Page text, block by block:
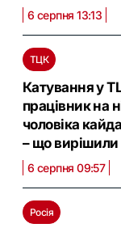
6 серпня 13:13
ТЦК
Катування у
працівник на
чоловіка
– що вирішили
6 серпня 09:57
Росія